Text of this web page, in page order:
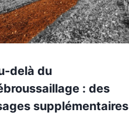
delà du
: des
supplémentaires